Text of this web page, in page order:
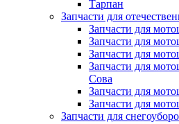
Тарпан
Запчасти для
Запчасти для
Запчасти для
Запчасти для
Запчасти для
Сова
Запчасти для
Запчасти для
Запчасти для